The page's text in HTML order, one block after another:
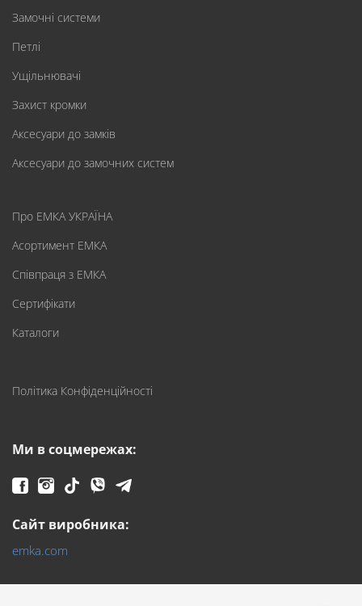
Замочні системи
Петлі
Ущільнювачі
Захист кромки
Аксесуари до замків
Аксесуари до замочних систем
Про ЕМКА УКРАЇНА
Асортимент ЕМКА
Співпраця з ЕМКА
Сертифікати
Каталоги
Політика Конфіденційності
Ми в соцмережах:
Сайт виробника:
emka.com